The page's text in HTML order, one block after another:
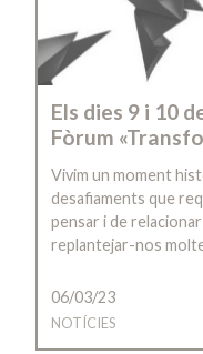
Els dies 9 i 10
Fòrum
Vivim un moment
desafiaments que
pensar i de
replantejar-nos
06/03/23
NOTÍCIES